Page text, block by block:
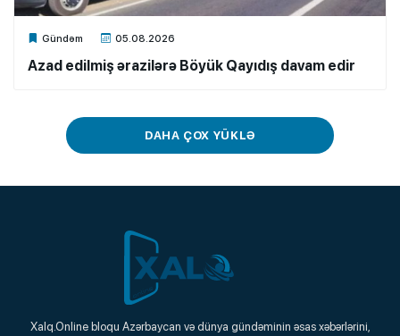
Gündəm 05.08.2026
Xalq.Online
Azad edilmiş ərazilərə Böyük Qayıdış davam edir
DAHA ÇOX YÜKLƏ
Xalq.Online
Xalq.Online bloqu Azərbaycan və dünya gündəminin əsas xəbərlərini,